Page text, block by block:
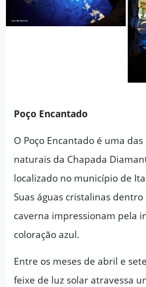
Poço Encantado
O Poço Encantado é uma
naturais da Chapada
localizado no município de
Suas águas cristalinas dentro
caverna impressionam pela
coloração azul.
Entre os meses de abril e
feixe de luz solar atravessa